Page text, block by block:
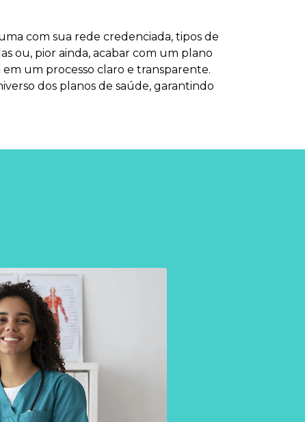
com sua rede credenciada, tipos de
ou, pior ainda, acabar com um plano
um processo claro e transparente.
dos planos de saúde, garantindo